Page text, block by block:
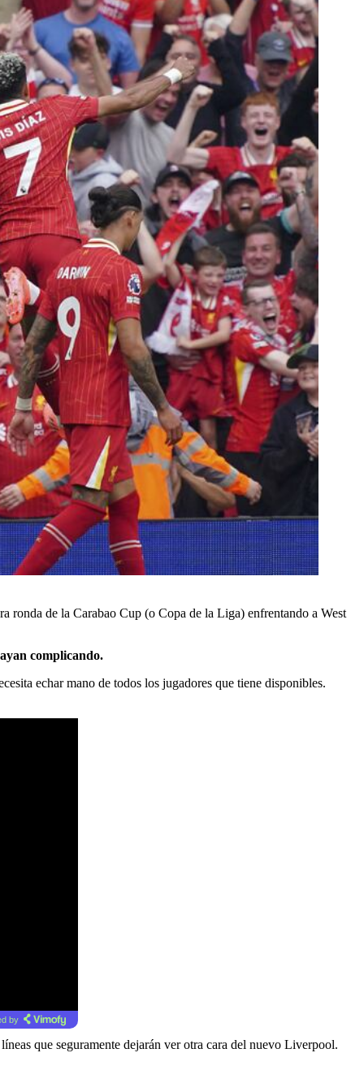
ronda de la Carabao Cup (o Copa de la Liga) enfrentando a West
complicando.
echar mano de todos los jugadores que tiene disponibles.
by
que seguramente dejarán ver otra cara del nuevo Liverpool.